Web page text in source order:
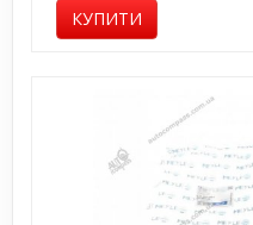
КУПИТИ